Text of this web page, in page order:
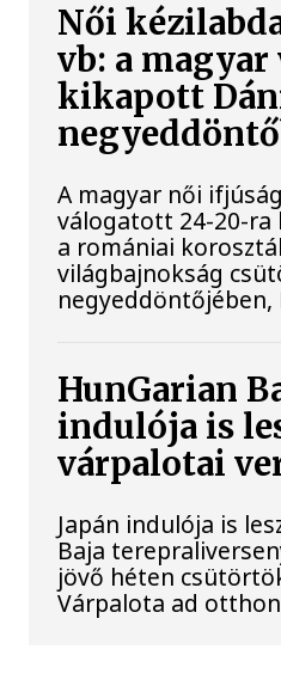
Női
vb: a
kikapott
A magyar női
válogatott 24-20-
a romániai
világbajnokság
negyeddöntőjében,
HunGarian
indulója is
várpalotai
Japán indulója is
Baja
jövő héten
Várpalota ad